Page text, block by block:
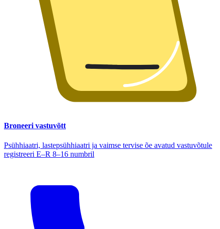
Broneeri vastuvõtt
Psühhiaatri, lastepsühhiaatri ja vaimse tervise õe avatud vastuvõtule
registreeri E–R 8–16 numbril